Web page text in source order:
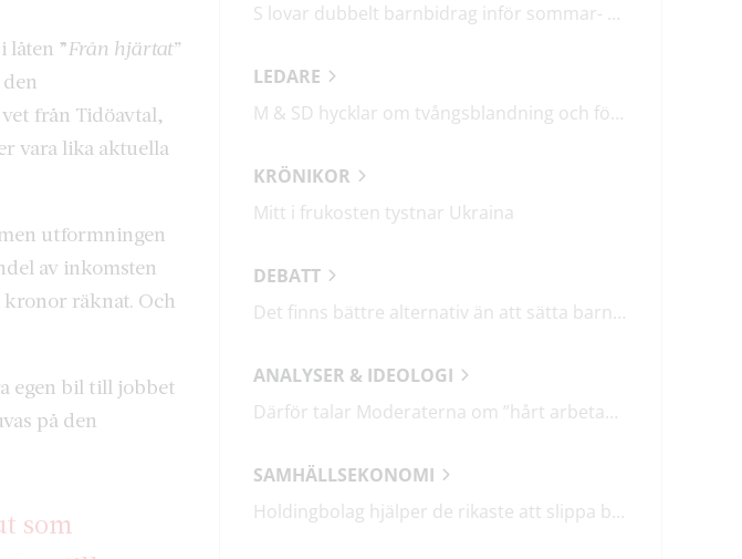
låten ”Från hjärtat”
från Tidöavtal,
vara lika aktuella
utformningen
av inkomsten
räknat. Och
egen bil till jobbet
på den
som
S lovar dubbelt barnbidrag inför sommar- och jullov
LEDARE
M & SD hycklar om tvångsblandning och förvärrar segregationen
KRÖNIKOR
Mitt i frukosten tystnar Ukraina
DEBATT
Det finns bättre alternativ än att sätta barn i fängelse
ANALYSER & IDEOLOGI
Därför talar Moderaterna om ”hårt arbetande människor”
SAMHÄLLSEKONOMI
Holdingbolag hjälper de rikaste att slippa betala miljarder i skatt